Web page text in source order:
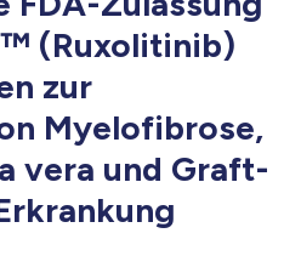
(Ruxolitinib)
zur
Myelofibrose,
vera und Graft-